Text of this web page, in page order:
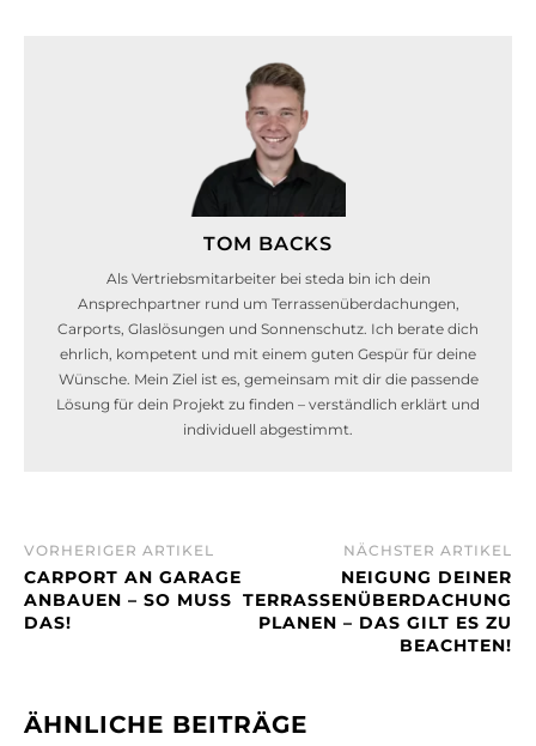
TOM BACKS
Als Vertriebsmitarbeiter bei steda bin ich dein
Ansprechpartner rund um Terrassenüberdachungen,
Carports, Glaslösungen und Sonnenschutz. Ich berate dich
ehrlich, kompetent und mit einem guten Gespür für deine
Wünsche. Mein Ziel ist es, gemeinsam mit dir die passende
Lösung für dein Projekt zu finden – verständlich erklärt und
individuell abgestimmt.
VORHERIGER ARTIKEL
CARPORT AN GARAGE
ANBAUEN – SO MUSS
DAS!
NÄCHSTER ARTIKEL
NEIGUNG DEINER
TERRASSENÜBERDACHUNG
PLANEN – DAS GILT ES ZU
BEACHTEN!
ÄHNLICHE BEITRÄGE